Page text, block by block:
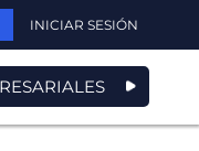
INICIAR SESIÓN